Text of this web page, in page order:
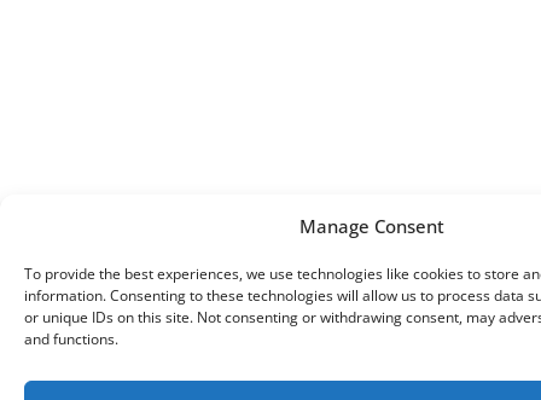
Manage Consent
To provide the best experiences, we use technologies like cookies to store
information. Consenting to these technologies will allow us to process data
or unique IDs on this site. Not consenting or withdrawing consent, may
and functions.